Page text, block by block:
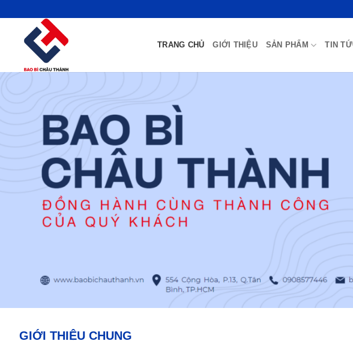
TRANG CHỦ GIỚI THIỆU SẢN PHẨM TIN
GIỚI THIỆU CHUNG